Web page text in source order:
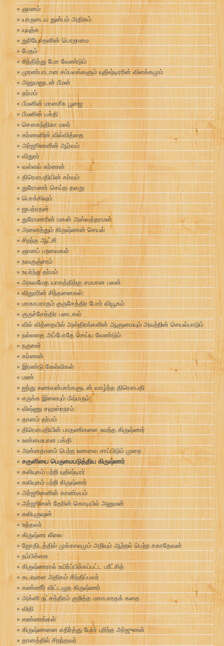
ஞானம்
யாருடைய துன்பம் அதிகம்
யுயுத்சு
துரியோதனின் பொறாமை
பேதம்
சிந்தித்து பேச வேண்டும்
முரண்பாடான சம்பவங்களும் யுதிஷ்டிரரின் விளக்கமும்
அனுமனுடன் பீமன்
தர்மம்
பீமனின் மானசீக பூஜை
பீமனின் பக்தி
சௌகந்திகா மலர்
கர்ணனின் வில்வித்தை
அர்ஜூனனின் ஆர்வம்
விதுரர்
வள்ளல் கர்ணன்
திரௌபதியின் கர்வம்
துரோணர் செய்த தவறு
பொக்கிஷம்
ஜயத்ரதன்
துரோணரின் மகன் அஸ்வத்தாமன்
அனைத்தும் கிருஷ்ணன் செயல்
சிறந்த ஆட்சி
ஞானப் பறவைகள்
நவகுஞ்சரம்
உயர்ந்த தர்மம்
அசுவமேத யாகத்திற்கு சமமான பலன்
விதுரரின் சிந்தனைகள்:
மாகாபராதம் குருசேத்திர போர் வியூகம்
குருச்சேத்திர படைகள்
வில் வித்தையில் அஸ்திரங்களின் ஆளுமையும் அவற்றின் செயல்பாடும்
நல்லதை அப்போதே செய்ய வேண்டும்
நகுசன்
கர்ணன்
இரண்டு கேள்விகள்
மண்
ஐந்து கணவன்மார்களுடன் வாழ்ந்த திரௌபதி
எருக்க இலையும் பீஷ்மரும்
விஷ்ணு சஹஸ்ரநாம்
தானம் தர்மம்
திரௌபதியின் பாதணிகளை சுமந்த கிருஷ்ணர்
உண்மையான பக்தி
அன்னதானம் பெற்ற உணவை சாப்பிடும் முறை
சகுனியை பெருமைபடுத்திய கிருஷ்ணர்
கலியுகம் பற்றி யுதிஷ்டிரர்
கலியுகம் பற்றி கிருஷ்ணர்
அர்ஜூனனின் காண்டீபம்
அர்ஜூனன் தேரின் கொடியில் அனுமன்
கலிபுருஷன்
உத்தவர்
கிருஷ்ண லீலை
ஜோதிடத்தில் முக்காலமும் அறியும் ஆற்றல் பெற்ற சகாதேவன்
நம்பிக்கை
கிருஷ்ணரால் உயிர்ப்பிக்கப்பட்ட பரீட்சித்
கடவுளை அதிகம் சிந்திப்பவர்
கண்ணீர் விட்டழுத கிருஷ்ணர்
அக்னி நட்சத்திரம் குறித்த மகாபாரதக் கதை
விதி
எண்ணங்கள்
கிருஷ்ணனை எதிர்த்து போர் புரிந்த அர்ஜுனன்
தானத்தில் சிறந்தவர்